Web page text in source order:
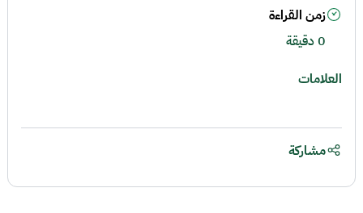
زمن القراءة
0 دقيقة
العلامات
مشاركة